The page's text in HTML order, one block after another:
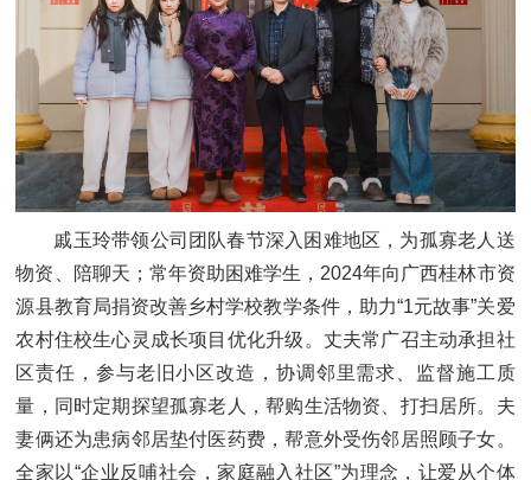
戚玉玲带领公司团队春节深入困难地区，为孤寡老人送
物资、陪聊天；常年资助困难学生，2024年向广西桂林市资
源县教育局捐资改善乡村学校教学条件，助力“1元故事”关爱
农村住校生心灵成长项目优化升级。丈夫常广召主动承担社
区责任，参与老旧小区改造，协调邻里需求、监督施工质
量，同时定期探望孤寡老人，帮购生活物资、打扫居所。夫
妻俩还为患病邻居垫付医药费，帮意外受伤邻居照顾子女。
全家以“企业反哺社会，家庭融入社区”为理念，让爱从个体